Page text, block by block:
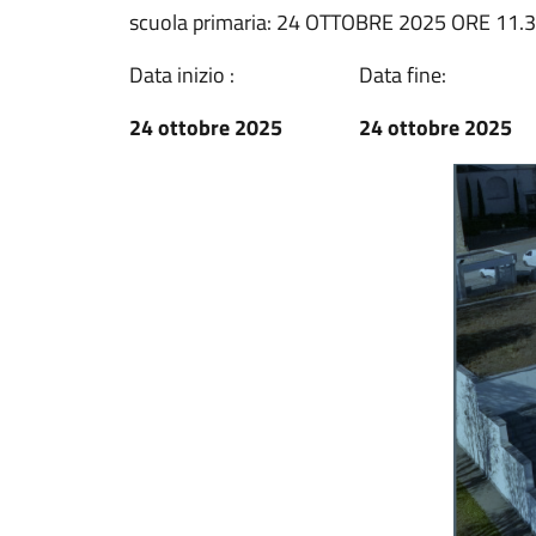
scuola primaria: 24 OTTOBRE 2025 ORE
Data inizio :
24 ottobre 2025
Data fine:
24 ottobre 2025